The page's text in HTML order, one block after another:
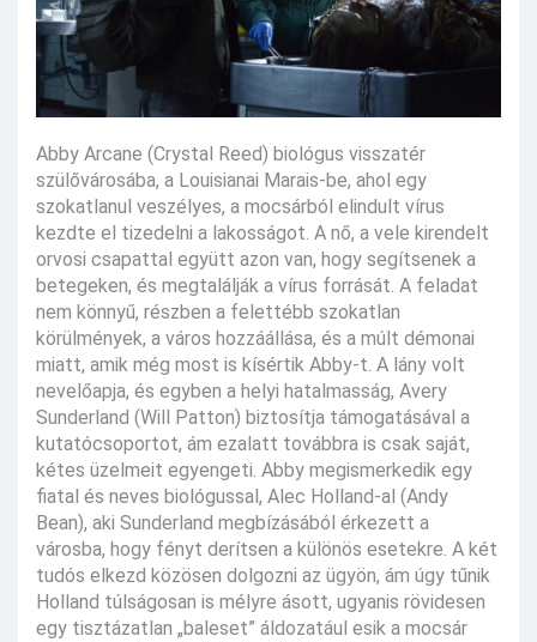
Abby Arcane (Crystal Reed) biológus visszatér
szülővárosába, a Louisianai Marais-be, ahol egy
szokatlanul veszélyes, a mocsárból elindult vírus
kezdte el tizedelni a lakosságot. A nő, a vele kirendelt
orvosi csapattal együtt azon van, hogy segítsenek a
betegeken, és megtalálják a vírus forrását. A feladat
nem könnyű, részben a felettébb szokatlan
körülmények, a város hozzáállása, és a múlt démonai
miatt, amik még most is kísértik Abby-t. A lány volt
nevelőapja, és egyben a helyi hatalmasság, Avery
Sunderland (Will Patton) biztosítja támogatásával a
kutatócsoportot, ám ezalatt továbbra is csak saját,
kétes üzelmeit egyengeti. Abby megismerkedik egy
fiatal és neves biológussal, Alec Holland-al (Andy
Bean), aki Sunderland megbízásából érkezett a
városba, hogy fényt derítsen a különös esetekre. A két
tudós elkezd közösen dolgozni az ügyön, ám úgy tűnik
Holland túlságosan is mélyre ásott, ugyanis rövidesen
egy tisztázatlan „baleset” áldozatául esik a mocsár